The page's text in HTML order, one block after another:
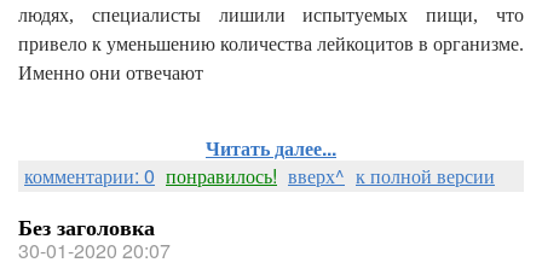
людях, специалисты лишили испытуемых пищи, что
привело к уменьшению количества лейкоцитов в организме.
Именно они отвечают
Читать далее...
комментарии: 0 понравилось! вверх^ к полной версии
Без заголовка
30-01-2020 20:07